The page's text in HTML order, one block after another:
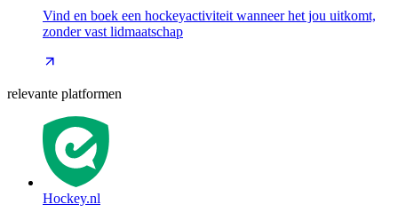
Vind en boek een hockeyactiviteit wanneer het jou uitkomt,
zonder vast lidmaatschap
relevante platformen
Hockey.nl